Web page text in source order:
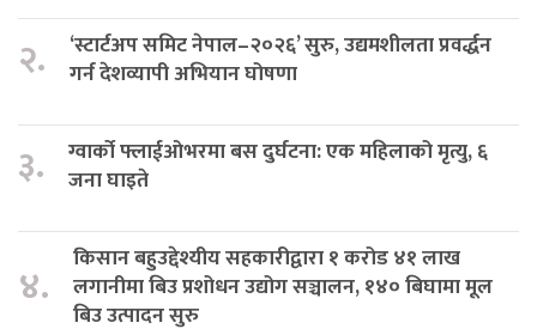
२.
‘स्टार्टअप समिट नेपाल–२०२६’ सुरु, उद्यमशीलता प्रवर्द्धन
गर्न देशव्यापी अभियान घोषणा
३.
ग्वार्को फ्लाईओभरमा बस दुर्घटना: एक महिलाको मृत्यु, ६
जना घाइते
४.
किसान बहुउद्देश्यीय सहकारीद्वारा १ करोड ४१ लाख
लगानीमा बिउ प्रशोधन उद्योग सञ्चालन, १४० बिघामा मूल
बिउ उत्पादन सुरु